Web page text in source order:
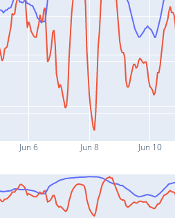
Jun 6 Jun 8 Jun 10